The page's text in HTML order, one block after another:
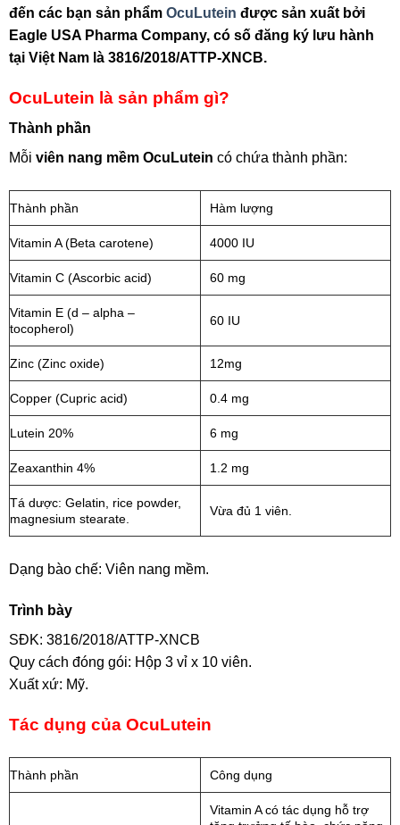
đến các bạn sản phẩm OcuLutein được sản xuất bởi
Eagle USA Pharma Company, có số đăng ký lưu hành
tại Việt Nam là 3816/2018/ATTP-XNCB.
OcuLutein là sản phẩm gì?
Thành phần
Mỗi viên nang mềm OcuLutein có chứa thành phần:
Thành phần Hàm lượng
Vitamin A (Beta carotene) 4000 IU
Vitamin C (Ascorbic acid) 60 mg
Vitamin E (d – alpha –
tocopherol)
60 IU
Zinc (Zinc oxide) 12mg
Copper (Cupric acid) 0.4 mg
Lutein 20% 6 mg
Zeaxanthin 4% 1.2 mg
Tá dược: Gelatin, rice powder,
magnesium stearate.
Vừa đủ 1 viên.
Dạng bào chế: Viên nang mềm.
Trình bày
SĐK: 3816/2018/ATTP-XNCB
Quy cách đóng gói: Hộp 3 vỉ x 10 viên.
Xuất xứ: Mỹ.
Tác dụng của OcuLutein
Thành phần Công dụng
Vitamin A có tác dụng hỗ trợ